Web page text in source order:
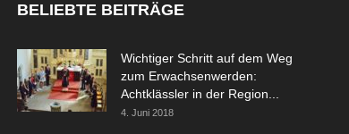
BELIEBTE BEITRÄGE
Wichtiger Schritt auf dem Weg
zum Erwachsenwerden:
Achtklässler in der Region...
4. Juni 2018